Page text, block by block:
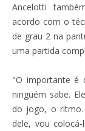
Ancelotti
acordo com o
de grau 2 na
uma partida
"O importante é
ninguém sabe.
do jogo, o ritmo.
dele, vou